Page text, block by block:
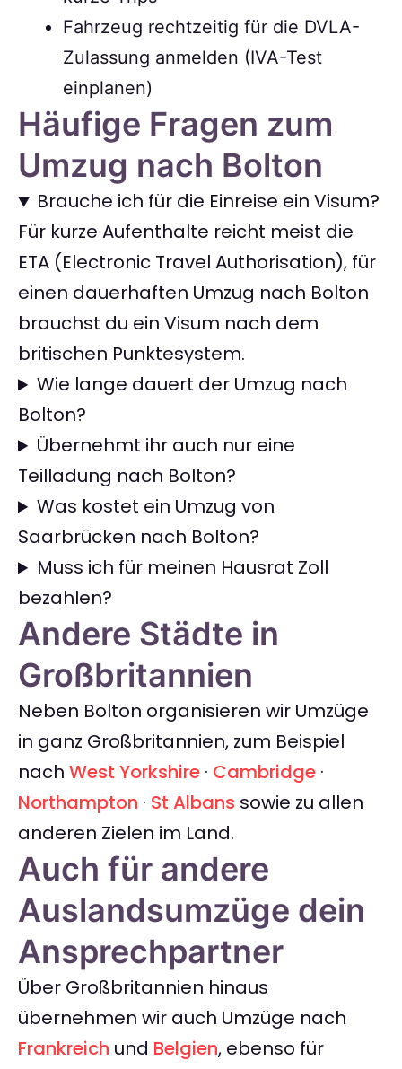
Fahrzeug rechtzeitig für die DVLA-
Zulassung anmelden (IVA-Test
einplanen)
Häufige Fragen zum
Umzug nach Bolton
Brauche ich für die Einreise ein Visum?
Für kurze Aufenthalte reicht meist die
ETA (Electronic Travel Authorisation), für
einen dauerhaften Umzug nach Bolton
brauchst du ein Visum nach dem
britischen Punktesystem.
Wie lange dauert der Umzug nach
Bolton?
Übernehmt ihr auch nur eine
Teilladung nach Bolton?
Was kostet ein Umzug von
Saarbrücken nach Bolton?
Muss ich für meinen Hausrat Zoll
bezahlen?
Andere Städte in
Großbritannien
Neben Bolton organisieren wir Umzüge
in ganz Großbritannien, zum Beispiel
nach West Yorkshire · Cambridge ·
Northampton · St Albans sowie zu allen
anderen Zielen im Land.
Auch für andere
Auslandsumzüge dein
Ansprechpartner
Über Großbritannien hinaus
übernehmen wir auch Umzüge nach
Frankreich und Belgien, ebenso für